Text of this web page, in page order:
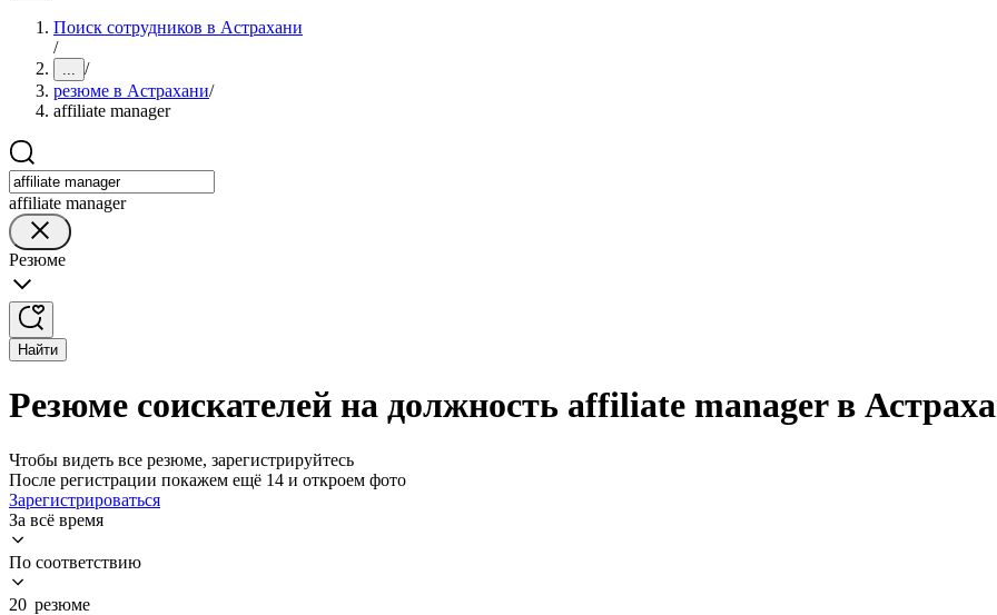
Поиск сотрудников в Астрахани
/
... /
резюме в Астрахани/
affiliate manager
affiliate manager
Резюме
Найти
Резюме соискателей на должность affiliate manager в
Чтобы видеть все резюме, зарегистрируйтесь
После регистрации покажем ещё 14 и откроем фото
Зарегистрироваться
За всё время
По соответствию
20 резюме